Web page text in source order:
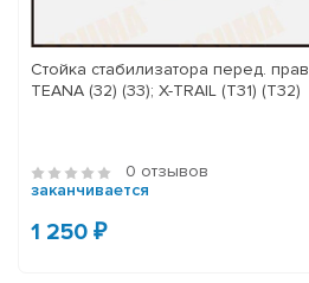
Стойка стабилизатора перед.
TEANA (32) (33); X-TRAIL (T31) (T32)
0 отзывов
заканчивается
1 250 ₽